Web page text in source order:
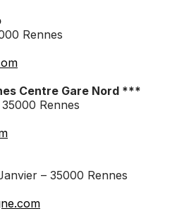
Rennes
Centre Gare Nord ***
Rennes
– 35000 Rennes